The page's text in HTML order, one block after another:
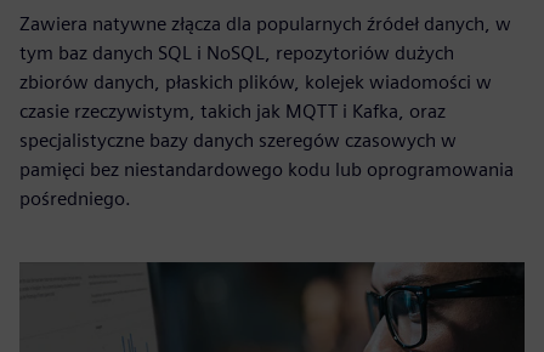
Zawiera natywne złącza dla popularnych źródeł danych, w
tym baz danych SQL i NoSQL, repozytoriów dużych
zbiorów danych, płaskich plików, kolejek wiadomości w
czasie rzeczywistym, takich jak MQTT i Kafka, oraz
specjalistyczne bazy danych szeregów czasowych w
pamięci bez niestandardowego kodu lub oprogramowania
pośredniego.